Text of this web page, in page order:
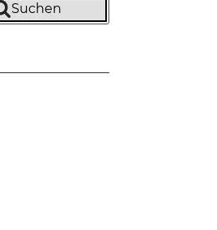
Suchen